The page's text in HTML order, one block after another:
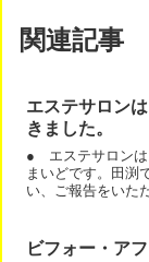
関連記事
エステサロン
きました。
● エステサロンは
まいどです。田渕
い、ご報告をいた
ビフォー・ア